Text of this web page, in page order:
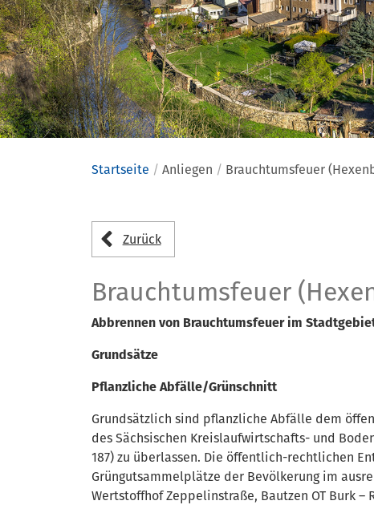
Startseite Anliegen Brauchtumsfeuer
Anliegen
Zurück
Brauchtumsfeuer
Abbrennen von Brauchtumsfeuer im
Grundsätze
Pflanzliche Abfälle/Grünschnitt
Grundsätzlich sind pflanzliche Abfälle dem
des Sächsischen Kreislaufwirtschafts- und
187) zu überlassen. Die öffentlich-rechtlichen
Grüngutsammelplätze der Bevölkerung im
Wertstoffhof Zeppelinstraße, Bautzen OT Burk –